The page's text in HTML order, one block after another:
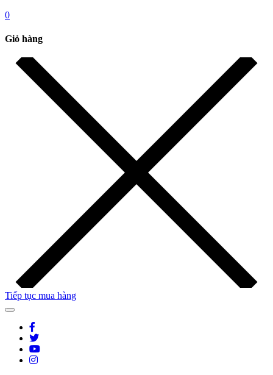
0
Giỏ hàng
Tiếp tục mua hàng